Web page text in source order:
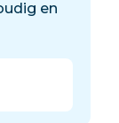
en